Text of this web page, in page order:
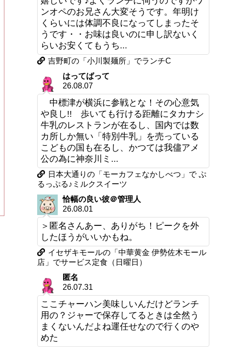
ンオペのお兄さん大変そうです。年明け
くらいには体調不良になってしまったそ
うです・・お味は良いのに申し訳ないく
らいお安くてもうち...
吉野町の「小川製麺所」でランチC
はってばって
26.08.07
中標津が横浜に参戦とな！その心意気
や良し!! 歩いても行ける距離にタカナシ
牛乳のレストランが在るし、国内では数
カ所しか無い「特別牛乳」を売っている
こどもの国も在るし、かつては我儘アメ
公の為に神奈川ミ...
日本大通りの「モーカフェなかしべつ」で ぷ
るっぷる♪ミルクスイーツ
恰幅の良い彼＠管理人
26.08.01
＞匿名さんあー、ありがち！ピークを外
したほうがいいかもね。
イセザキモールの「中華黄金 伊勢佐木モール
店」でサービス定食（日曜日）
匿名
26.07.31
ここチャーハン美味しいんだけどランチ
用の？ジャーで保存してるときは全然う
まくないんだよね運任せなので行くのや
めた